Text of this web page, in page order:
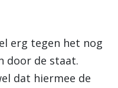
erg tegen het nog
door de staat.
dat hiermee de